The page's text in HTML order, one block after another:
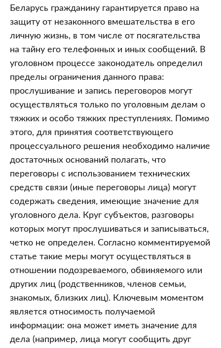
Беларусь гражданину гарантируется право на
защиту от незаконного вмешательства в его
личную жизнь, в том числе от посягательства
на тайну его телефонных и иных сообщений. В
уголовном процессе законодатель определил
пределы ограничения данного права:
прослушивание и запись переговоров могут
осуществляться только по уголовным делам о
тяжких и особо тяжких преступлениях. Помимо
этого, для принятия соответствующего
процессуального решения необходимо наличие
достаточных оснований полагать, что
переговоры с использованием технических
средств связи (иные переговоры лица) могут
содержать сведения, имеющие значение для
уголовного дела. Круг субъектов, разговоры
которых могут прослушиваться и записываться,
четко не определен. Согласно комментируемой
статье такие меры могут осуществляться в
отношении подозреваемого, обвиняемого или
других лиц (родственников, членов семьи,
знакомых, близких лиц). Ключевым моментом
является относимость получаемой
информации: она может иметь значение для
дела (например, лица могут сообщить друг